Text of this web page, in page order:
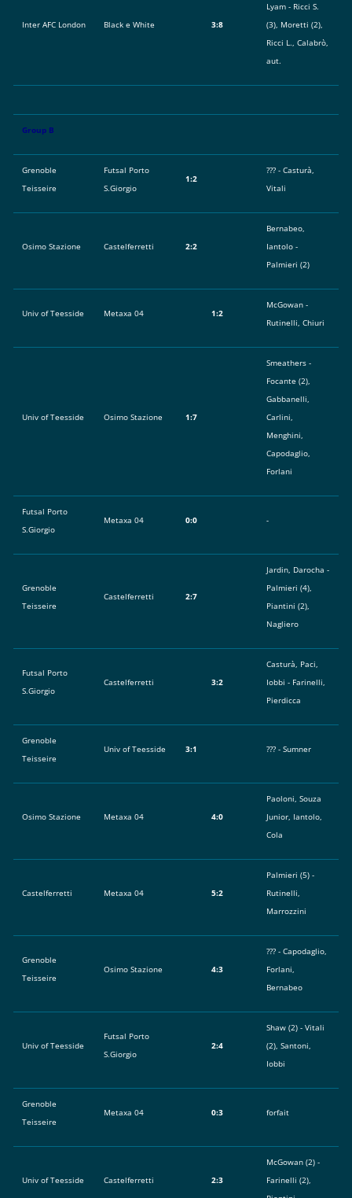
Inter AFC London Black e White 3:8
Lyam - Ricci S.
(3), Moretti (2),
Ricci L., Calabrò,
aut.
Group B
Grenoble
Teisseire
Futsal Porto
S.Giorgio
1:2
??? - Casturà,
Vitali
Osimo Stazione Castelferretti 2:2
Bernabeo,
Iantolo -
Palmieri (2)
Univ of Teesside Metaxa 04 1:2
McGowan -
Rutinelli, Chiuri
Univ of Teesside Osimo Stazione 1:7
Smeathers -
Focante (2),
Gabbanelli,
Carlini,
Menghini,
Capodaglio,
Forlani
Futsal Porto
S.Giorgio
Metaxa 04 0:0 -
Grenoble
Teisseire
Castelferretti 2:7
Jardin, Darocha -
Palmieri (4),
Piantini (2),
Nagliero
Futsal Porto
S.Giorgio
Castelferretti 3:2
Casturà, Paci,
Iobbi - Farinelli,
Pierdicca
Grenoble
Teisseire
Univ of Teesside 3:1 ??? - Sumner
Osimo Stazione Metaxa 04 4:0
Paoloni, Souza
Junior, Iantolo,
Cola
Castelferretti Metaxa 04 5:2
Palmieri (5) -
Rutinelli,
Marrozzini
Grenoble
Teisseire
Osimo Stazione 4:3
??? - Capodaglio,
Forlani,
Bernabeo
Univ of Teesside
Futsal Porto
S.Giorgio
2:4
Shaw (2) - Vitali
(2), Santoni,
Iobbi
Grenoble
Teisseire
Metaxa 04 0:3 forfait
Univ of Teesside Castelferretti 2:3
McGowan (2) -
Farinelli (2),